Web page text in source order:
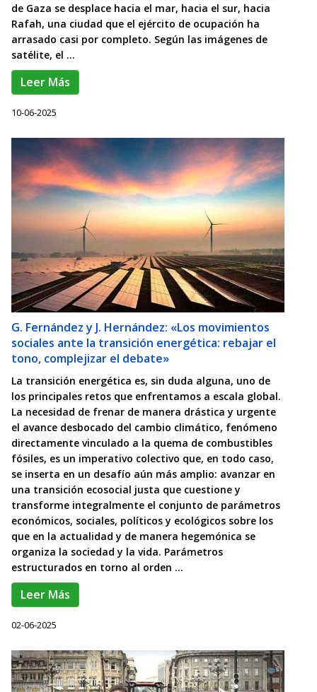
de Gaza se desplace hacia el mar, hacia el sur, hacia
Rafah, una ciudad que el ejército de ocupación ha
arrasado casi por completo. Según las imágenes de
satélite, el ...
Leer Más
10-06-2025
G. Fernández y J. Hernández: «Los movimientos
sociales ante la transición energética: rebajar el
tono, complejizar el debate»
La transición energética es, sin duda alguna, uno de
los principales retos que enfrentamos a escala global.
La necesidad de frenar de manera drástica y urgente
el avance desbocado del cambio climático, fenómeno
directamente vinculado a la quema de combustibles
fósiles, es un imperativo colectivo que, en todo caso,
se inserta en un desafío aún más amplio: avanzar en
una transición ecosocial justa que cuestione y
transforme integralmente el conjunto de parámetros
económicos, sociales, políticos y ecológicos sobre los
que en la actualidad y de manera hegemónica se
organiza la sociedad y la vida. Parámetros
estructurados en torno al orden ...
Leer Más
02-06-2025